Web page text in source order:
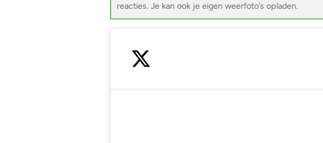
reacties. Je kan ook je eigen weerfoto’s opladen.